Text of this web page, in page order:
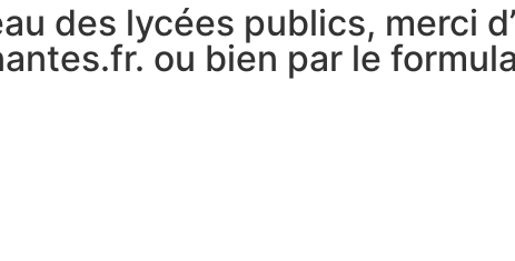
des lycées publics, merci
ou bien par le